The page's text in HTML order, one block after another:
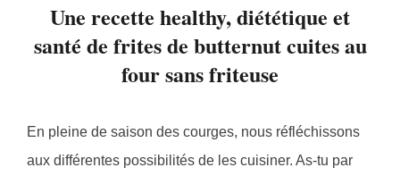
Une recette healthy, diététique et
santé de frites de butternut cuites au
four sans friteuse
En pleine de saison des courges, nous réfléchissons
aux différentes possibilités de les cuisiner. As-tu par